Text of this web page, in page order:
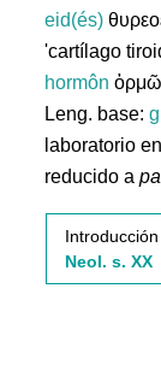
eid(és)
'cartílago
hormôn
Leng. base:
laboratorio
reducido a
Neol. s. XX